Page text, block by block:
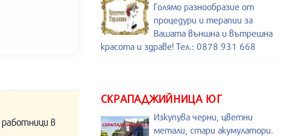
в
Голямо разнообразие от
процедури и терапии за
Вашата външна и вътрешна
красота и здраве! Тел.: 0878 931 668
СКРАПАДЖИЙНИЦА ЮГ
Изкупува черни, цветни
метали, стари акумулатори.